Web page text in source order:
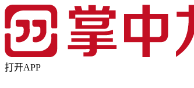
打开APP